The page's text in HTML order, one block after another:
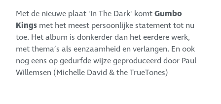
Met de nieuwe plaat 'In The Dark' komtGumbo
Kings met het meest persoonlijke statement tot nu
toe. Het album is donkerder dan het eerdere werk,
met thema’s als eenzaamheid en verlangen. En ook
nog eens op gedurfde wijze geproduceerd door Paul
Willemsen (Michelle David & the TrueTones)